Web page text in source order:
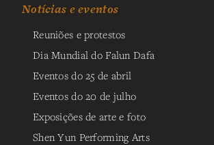
Notícias e eventos
Reuniões e protestos
Dia Mundial do Falun Dafa
Eventos do 25 de abril
Eventos do 20 de julho
Exposições de arte e foto
Shen Yun Performing Arts